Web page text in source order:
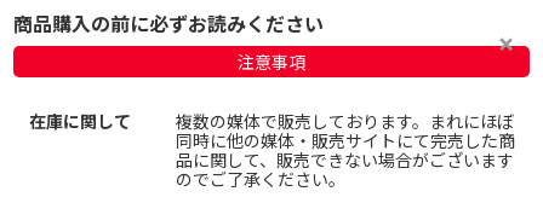
商品購入の前に必ずお読みください
注意事項
在庫に関して
複数の媒体で販売しております。まれにほぼ
同時に他の媒体・販売サイトにて完売した商
品に関して、販売できない場合がございます
のでご了承ください。